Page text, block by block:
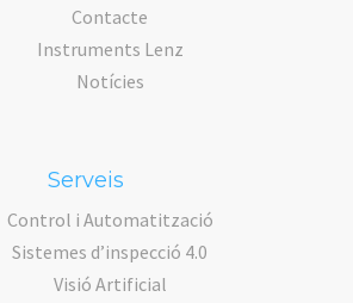
Contacte
Instruments Lenz
Notícies
Serveis
Control i Automatització
Sistemes d’inspecció 4.0
Visió Artificial